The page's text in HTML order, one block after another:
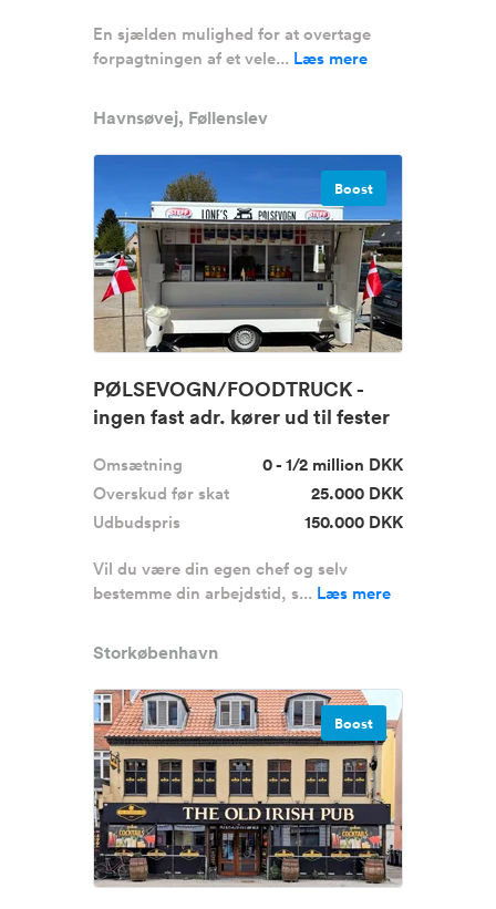
En sjælden mulighed for at overtage
forpagtningen af et vele... Læs mere
Havnsøvej, Føllenslev
Boost
PØLSEVOGN/FOODTRUCK -
ingen fast adr. kører ud til fester
Omsætning
0 - 1/2 million DKK
Overskud før skat
25.000 DKK
Udbudspris
150.000 DKK
Vil du være din egen chef og selv
bestemme din arbejdstid, s... Læs mere
Storkøbenhavn
Boost